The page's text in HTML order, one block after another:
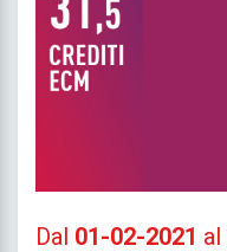
Dal 01-02-2021 al